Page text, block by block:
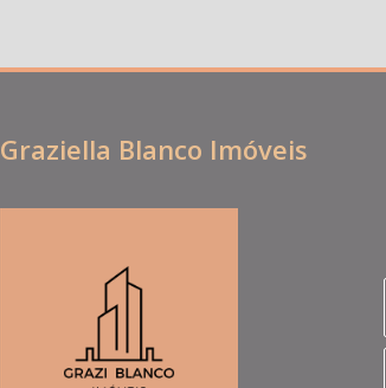
Graziella Blanco Imóveis